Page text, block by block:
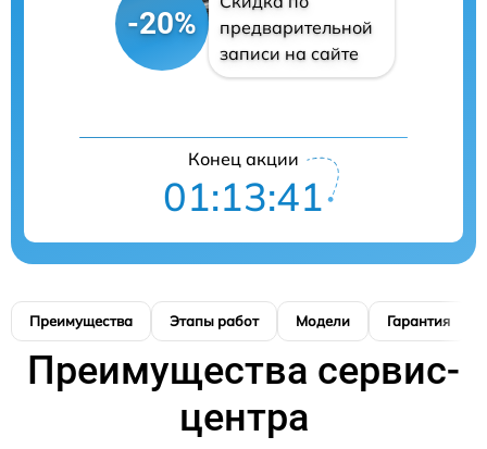
-20%
предварительной
записи на сайте
Конец акции
01:13:40
Преимущества Этапы работ Модели Гарантия
Преимущества сервис-
центра